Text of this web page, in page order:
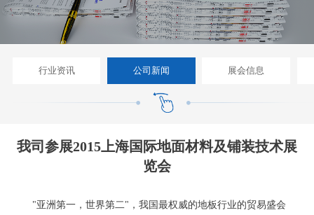
行业资讯 公司新闻 展会信息
我司参展2015上海国际地面材料及铺装技术展
览会
"亚洲第一，世界第二"，我国最权威的地板行业的贸易盛会